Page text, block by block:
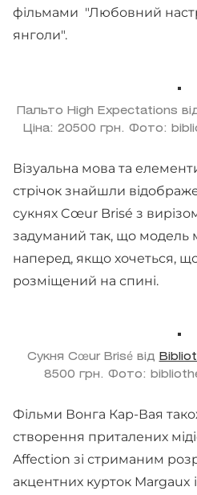
фільмами "Любовний
янголи".
Пальто High Expectations
Ціна: 20500 грн. Фото:
Візуальна мова та
стрічок знайшли
сукнях Cœur Brisé з
задуманий так, що модель
наперед, якщо хочеться,
розміщений на спині.
Сукня Cœur Brisé від
8500 грн. Фото:
Фільми Вонга Кар-Вая
створення приталених
Affection зі стриманим
акцентних курток Margaux